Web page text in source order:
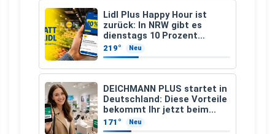
Lidl Plus Happy Hour ist
zurück: In NRW gibt es
dienstags 10 Prozent
Rabatt
219° Neu
DEICHMANN PLUS startet in
Deutschland: Diese Vorteile
bekommt Ihr jetzt beim
Schuhkauf
171° Neu